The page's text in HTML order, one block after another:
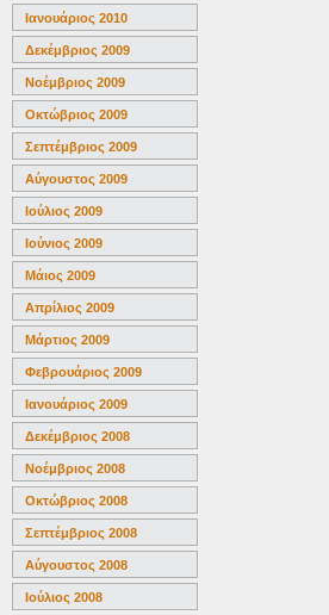
Ιανουάριος 2010
Δεκέμβριος 2009
Νοέμβριος 2009
Οκτώβριος 2009
Σεπτέμβριος 2009
Αύγουστος 2009
Ιούλιος 2009
Ιούνιος 2009
Μάιος 2009
Απρίλιος 2009
Μάρτιος 2009
Φεβρουάριος 2009
Ιανουάριος 2009
Δεκέμβριος 2008
Νοέμβριος 2008
Οκτώβριος 2008
Σεπτέμβριος 2008
Αύγουστος 2008
Ιούλιος 2008